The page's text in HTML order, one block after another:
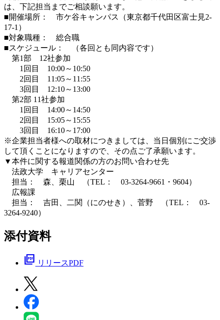
は、下記担当までご相談願います。
■開催場所： 市ケ谷キャンパス（東京都千代田区富士見2-
17-1）
■対象職種： 総合職
■スケジュール： （各回とも同内容です）
第1部 12社参加
1回目 10:00～10:50
2回目 11:05～11:55
3回目 12:10～13:00
第2部 11社参加
1回目 14:00～14:50
2回目 15:05～15:55
3回目 16:10～17:00
※企業担当者様への取材につきましては、当日個別にご交渉
して頂くことになりますので、その点ご了承願います。
▼本件に関する報道関係の方のお問い合わせ先
法政大学 キャリアセンター
担当： 森、栗山 （TEL： 03-3264-9661・9604）
広報課
担当： 吉田、二関（にのせき）、菅野 （TEL： 03-
3264-9240）
添付資料
picture_as_pdf リリースPDF